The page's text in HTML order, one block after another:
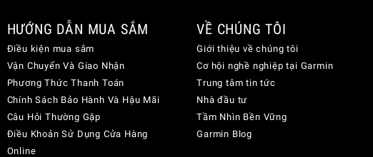
HƯỚNG DẪN MUA SẮM
Điều kiện mua sắm
Vận Chuyển Và Giao Nhận
Phương Thức Thanh Toán
Chính Sách Bảo Hành Và Hậu Mãi
Câu Hỏi Thường Gặp
Điều Khoản Sử Dụng Cửa Hàng
Online
VỀ CHÚNG TÔI
Giới thiệu về chúng tôi
Cơ hội nghề nghiệp tại Garmin
Trung tâm tin tức
Nhà đầu tư
Tầm Nhìn Bền Vững
Garmin Blog